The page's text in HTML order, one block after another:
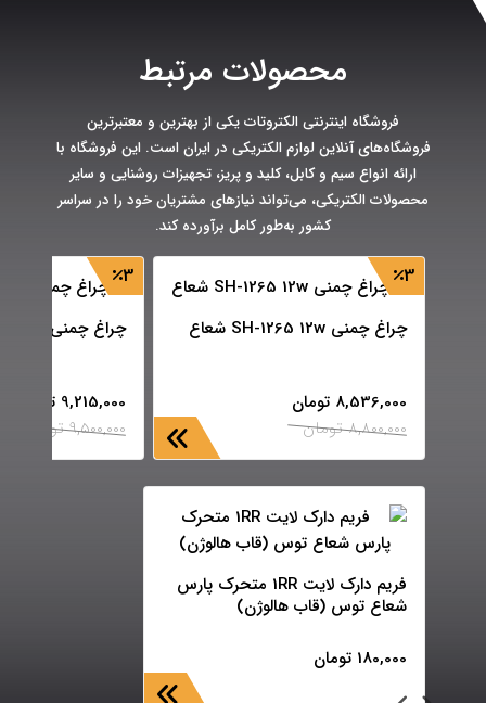
محصولات مرتبط
فروشگاه اینترنتی الکتروتات یکی از بهترین و معتبرترین
فروشگاه‌های آنلاین لوازم الکتریکی در ایران است. این فروشگاه با
ارائه انواع سیم و کابل، کلید و پریز، تجهیزات روشنایی و سایر
محصولات الکتریکی، می‌تواند نیازهای مشتریان خود را در سراسر
کشور به‌طور کامل برآورده کند.
3
چراغ چمنی SH-1265 12w شعاع
8,536,000 تومان
8,800,000 تومان
3
چراغ چمنی SH-1268 12w شعاع
9,215,000 تومان
9,500,000 تومان
فریم دارک لایت 1RR متحرک پارس
شعاع توس (قاب هالوژن)
180,000 تومان